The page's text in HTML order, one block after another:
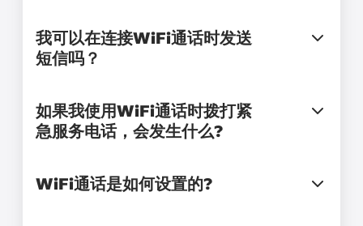
我可以在连接WiFi通话时发送
短信吗？
如果我使用WiFi通话时拨打紧
急服务电话，会发生什么?
WiFi通话是如何设置的?